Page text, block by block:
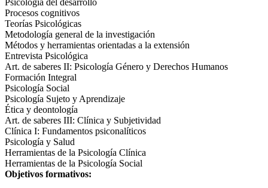
Procesos cognitivos
Teorías Psicológicas
Metodología general de la investigación
Métodos y herramientas orientadas a la extensión
Entrevista Psicológica
Art. de saberes II: Psicología Género y Derechos Humanos
Formación Integral
Psicología Social
Psicología Sujeto y Aprendizaje
Ética y deontología
Art. de saberes III: Clínica y Subjetividad
Clínica I: Fundamentos psiconalíticos
Psicología y Salud
Herramientas de la Psicología Clínica
Herramientas de la Psicología Social
Objetivos formativos: